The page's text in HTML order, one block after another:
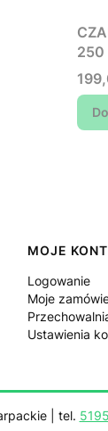
250
MOJE
Logowanie
Moje
Ustawienia
| tel.